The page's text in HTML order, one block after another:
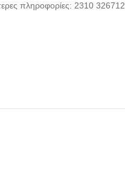
πληροφορίες: 2310 326712.